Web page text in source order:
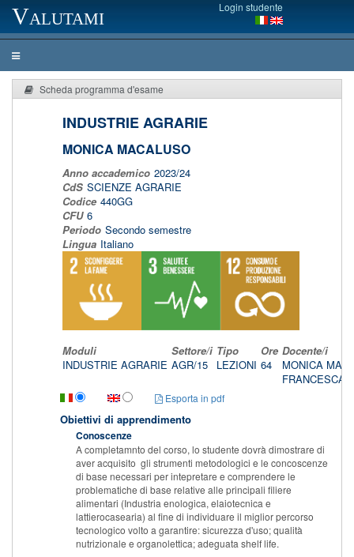
Valutami Login studente
Scheda programma d'esame
INDUSTRIE AGRARIE
MONICA MACALUSO
Anno accademico 2023/24
CdS SCIENZE AGRARIE
Codice 440GG
CFU 6
Periodo Secondo semestre
Lingua Italiano
Moduli Settore/i Tipo Ore Docente/i
INDUSTRIE AGRARIE AGR/15 LEZIONI 64
MONICA
FRANCESCA
Esporta in pdf
Obiettivi di apprendimento
Conoscenze
A completamnto del corso, lo studente dovrà dimostrare di
aver acquisito gli strumenti metodologici e le concoscenze
di base necessari per intepretare e comprendere le
problematiche di base relative alle principali filiere
alimentari (Industria enologica, elaiotecnica e
lattierocasearia) al fine di individuare il miglior percorso
tecnologico volto a garantire: sicurezza d'uso; qualità
nutrizionale e organolettica; adeguata shelf life.